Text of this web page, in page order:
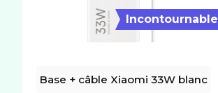
Incontournable
Base + câble Xiaomi 33W blanc